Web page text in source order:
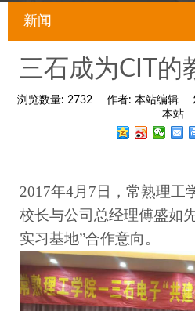
当前位置：
首页
» 新闻 » 公司新闻
»
三石成为CIT的教学实践基地
新闻
三石成为CIT的
浏览数量: 2732 作者: 本站编辑
本站
2017年4月7日，常熟理工
校长与公司总经理傅盛如
实习基地”合作意向。